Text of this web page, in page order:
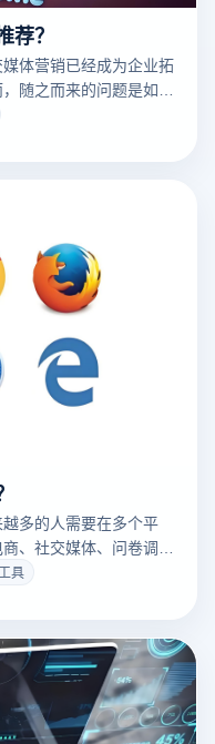
荐？
体营销已经成为企业拓
随之而来的问题是如何
不被关联。为了解决这
为一款强大的工具，通
多的人需要在多个平
、社交媒体、问卷调查
个账号，还需要保证每
些需求，越来越多的防
具